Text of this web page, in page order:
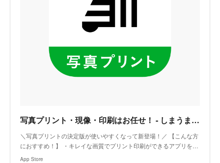
‎写真プリント・現像・印刷はお任せ！ - しまうまプリント
‎＼写真プリントの決定版が使いやすくなって新登場！／ 【こんな方
におすすめ！】 ・キレイな画質でプリント印刷ができるアプリを…
App Store